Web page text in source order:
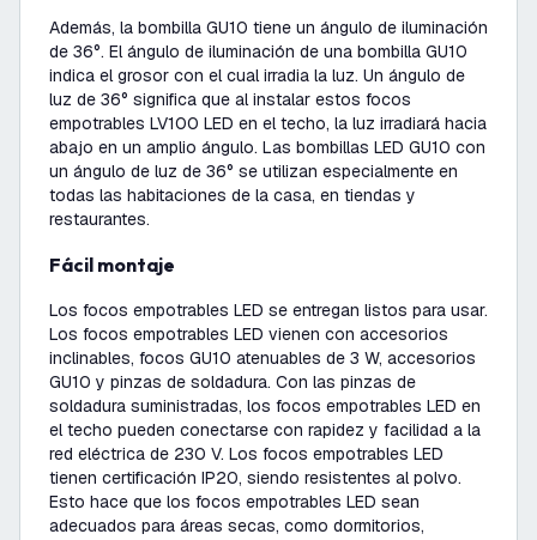
Además, la bombilla GU10 tiene un ángulo de iluminación
de 36°. El ángulo de iluminación de una bombilla GU10
indica el grosor con el cual irradia la luz. Un ángulo de
luz de 36° significa que al instalar estos focos
empotrables LV100 LED en el techo, la luz irradiará hacia
abajo en un amplio ángulo. Las bombillas LED GU10 con
un ángulo de luz de 36° se utilizan especialmente en
todas las habitaciones de la casa, en tiendas y
restaurantes.
Fácil montaje
Los focos empotrables LED se entregan listos para usar.
Los focos empotrables LED vienen con accesorios
inclinables, focos GU10 atenuables de 3 W, accesorios
GU10 y pinzas de soldadura. Con las pinzas de
soldadura suministradas, los focos empotrables LED en
el techo pueden conectarse con rapidez y facilidad a la
red eléctrica de 230 V. Los focos empotrables LED
tienen certificación IP20, siendo resistentes al polvo.
Esto hace que los focos empotrables LED sean
adecuados para áreas secas, como dormitorios,